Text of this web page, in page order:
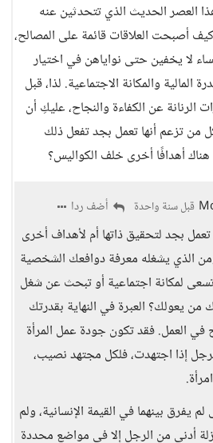
العصر الحديث الذي تتحدثين عنه
أصبحت العلاقات قائمة على المصالح،
لا يخفين حتى نواياهن في اختيار
المالية والمكانة الاجتماعية. لذا، قبل
الرنانة عن الكفاءة والنجاح، عليكِ أن
تزعم أنها تعمل بجد تفعل ذلك
هناك أهدافًا أخرى خلف الكواليس؟
قبل سنة واحدة أضف ردا
بجد لتحقيق ذاتها أم لأهداف أخرى
الذي يشغله معرفة دوافعك الشخصية
لمكانة اجتماعية أو تبحث عن شغل
يعولك؟ العبرة في النهاية بقدرتك
في العمل. فقد تكون جودة عمل المرأة
إذا اجتهدت، فلكل مجتهد نصيب،
لم يفرق بينهما في القيمة الإنسانية، ولم
أدنى من الرجل إلا في مواضع محددة